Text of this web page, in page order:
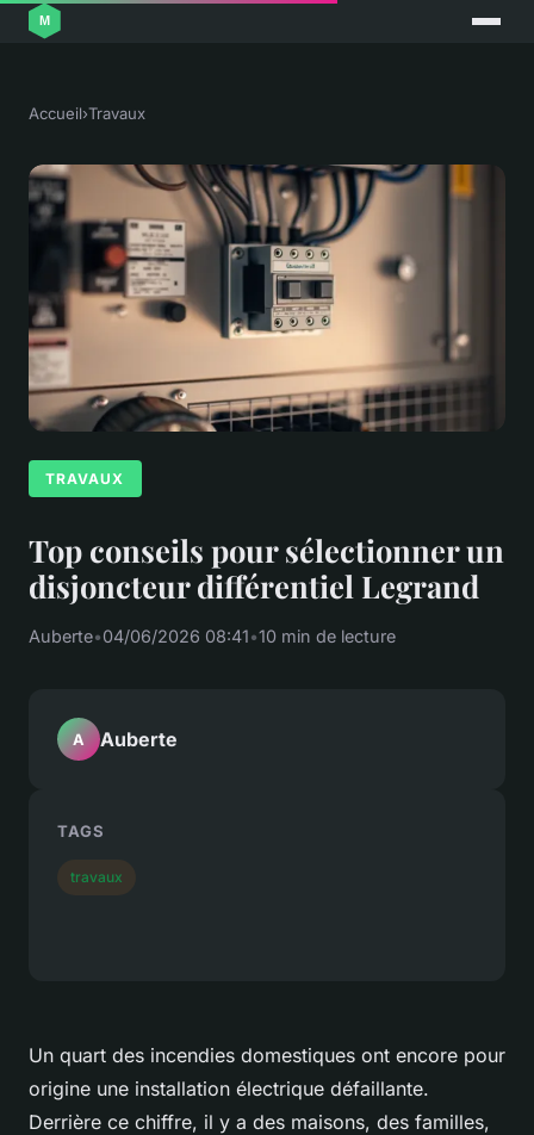
Accueil›Travaux
TRAVAUX
Top conseils pour sélectionner un
disjoncteur différentiel Legrand
Auberte•04/06/2026 08:41•10 min de lecture
Un quart des incendies domestiques ont encore pour
origine une installation électrique défaillante.
Derrière ce chiffre, il y a des maisons, des familles,
A Auberte
TAGS
travaux